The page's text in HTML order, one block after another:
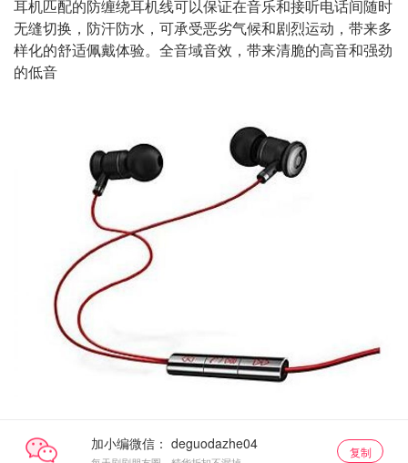
耳机匹配的防缠绕耳机线可以保证在音乐和接听电话间随时
无缝切换，防汗防水，可承受恶劣气候和剧烈运动，带来多
样化的舒适佩戴体验。全音域音效，带来清脆的高音和强劲
的低音
加小编微信： 复制